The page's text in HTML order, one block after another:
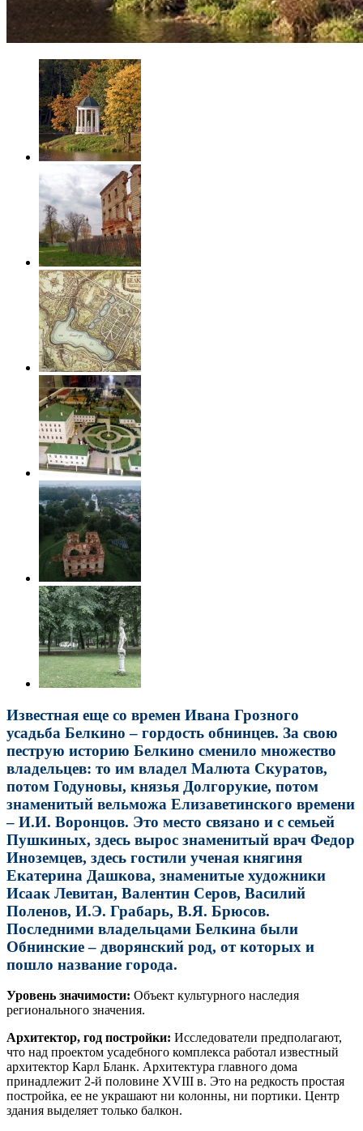
Известная еще со времен Ивана Грозного
усадьба Белкино – гордость обнинцев. За свою
пеструю историю Белкино сменило множество
владельцев: то им владел Малюта Скуратов,
потом Годуновы, князья Долгорукие, потом
знаменитый вельможа Елизаветинского времени
– И.И. Воронцов. Это место связано и с семьей
Пушкиных, здесь вырос знаменитый врач Федор
Иноземцев, здесь гостили ученая княгиня
Екатерина Дашкова, знаменитые художники
Исаак Левитан, Валентин Серов, Василий
Поленов, И.Э. Грабарь, В.Я. Брюсов.
Последними владельцами Белкина были
Обнинские – дворянский род, от которых и
пошло название города.
Уровень значимости: Объект культурного наследия
регионального значения.
Архитектор, год постройки: Исследователи предполагают,
что над проектом усадебного комплекса работал известный
архитектор Карл Бланк. Архитектура главного дома
принадлежит 2-й половине XVIII в. Это на редкость простая
постройка, ее не украшают ни колонны, ни портики. Центр
здания выделяет только балкон.